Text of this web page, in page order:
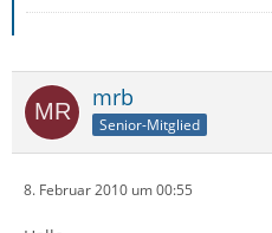
mrb
Senior-Mitglied
8. Februar 2010 um 00:55